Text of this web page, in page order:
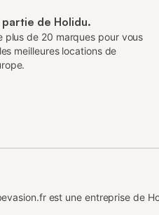
de Holidu.
plus de 20 marques pour vous
meilleures locations de
est une entreprise de